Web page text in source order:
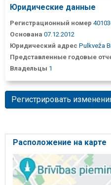
Юридические данные
Регистрационный номер
Основана 07.12.2012
Юридический адрес Pulkveža
Представленные годовые
Владельцы 1
Регистрировать
Расположение на карте